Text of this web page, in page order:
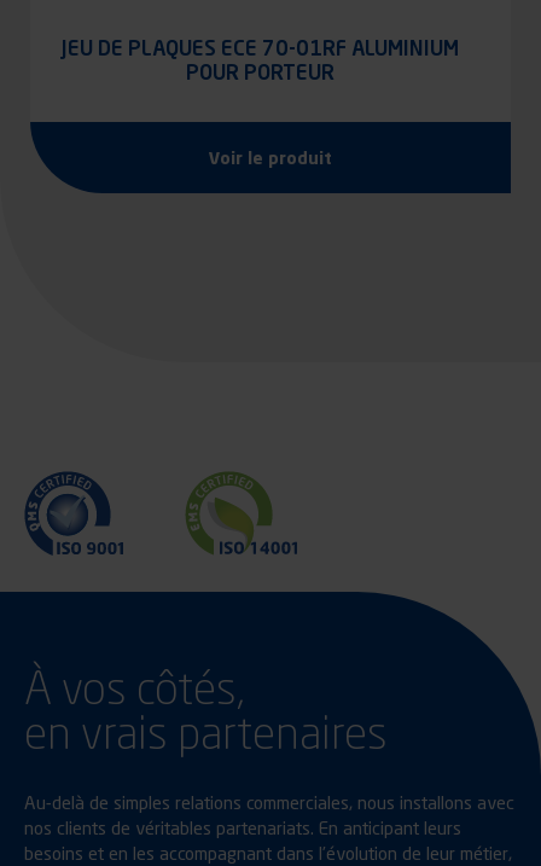
JEU DE PLAQUES ECE 70-01RF ALUMINIUM
POUR PORTEUR
Voir le produit
À vos côtés,
en vrais partenaires
Au-delà de simples relations commerciales, nous installons avec
nos clients de véritables partenariats. En anticipant leurs
besoins et en les accompagnant dans l’évolution de leur métier,